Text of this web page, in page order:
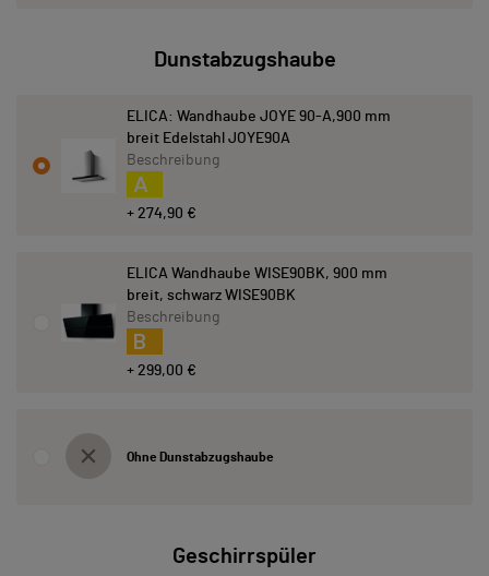
Dunstabzugshaube
ELICA: Wandhaube JOYE 90-A,900 mm
breit Edelstahl JOYE90A
+ 274,90 €
A
Beschreibung
ELICA Wandhaube WISE90BK, 900 mm
breit, schwarz WISE90BK
+ 299,00 €
B
Beschreibung
Ohne Dunstabzugshaube
Geschirrspüler